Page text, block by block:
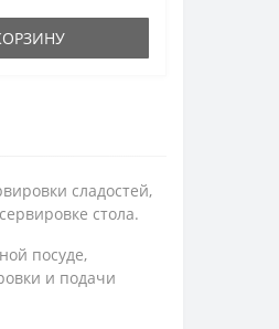
сладостей,
стола.
посуде,
и подачи